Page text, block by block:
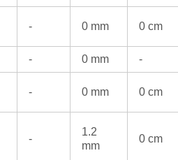
- 0 mm 0 cm
- 0 mm -
- 0 mm 0 cm
-
1.2
mm
0 cm